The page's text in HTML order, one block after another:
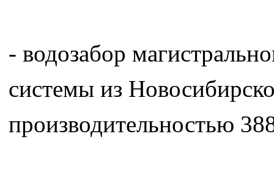
- водозабор
системы из
производительностью